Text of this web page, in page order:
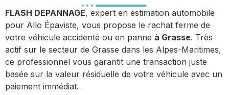
FLASH DEPANNAGE, expert en estimation automobile
pour Allo Épaviste, vous propose le rachat ferme de
votre véhicule accidenté ou en panne à Grasse. Très
actif sur le secteur de Grasse dans les Alpes-Maritimes,
ce professionnel vous garantit une transaction juste
basée sur la valeur résiduelle de votre véhicule avec un
paiement immédiat.